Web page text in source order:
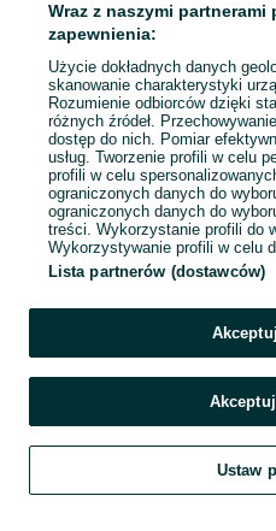
Mapa ministron
Szukaj Obserwujesz
Wraz z naszymi partnerami
zapewnienia:
Użycie dokładnych danych
skanowanie charakterystyki
Rozumienie odbiorców dzięki
różnych źródeł.
dostęp do nich. Pomiar
usług. Tworzenie profili w celu
profili w celu
ograniczonych danych do
ograniczonych danych do
treści. Wykorzystanie profili do
Wykorzystywanie profili w celu
Lista partnerów (dostawców)
Ustaw